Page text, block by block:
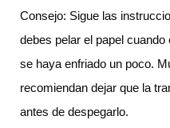
Consejo: Sigue las
debes pelar el papel
se haya enfriado un poco.
recomiendan dejar que la
antes de despegarlo.